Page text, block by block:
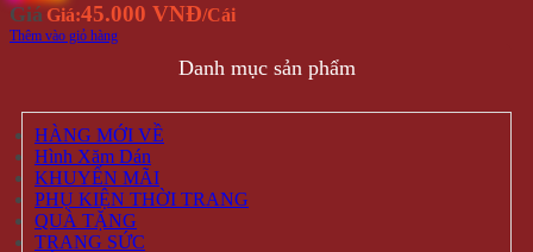
Giá Giá:45.000 VNĐ/Cái
Thêm vào giỏ hàng
Danh mục sản phẩm
HÀNG MỚI VỀ
Hình Xăm Dán
KHUYẾN MÃI
PHỤ KIỆN THỜI TRANG
QUÀ TẶNG
TRANG SỨC